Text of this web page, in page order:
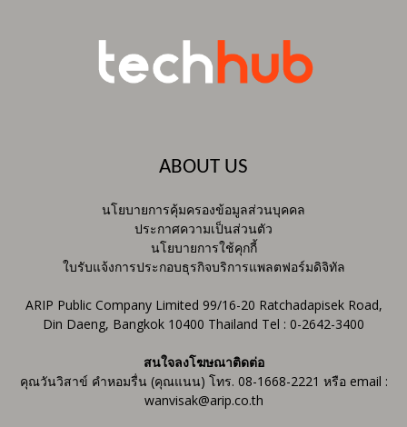
ABOUT US
นโยบายการคุ้มครองข้อมูลส่วนบุคคล
ประกาศความเป็นส่วนตัว
นโยบายการใช้คุกกี้
ใบรับแจ้งการประกอบธุรกิจบริการแพลตฟอร์มดิจิทัล
ARIP Public Company Limited 99/16-20 Ratchadapisek Road,
Din Daeng, Bangkok 10400 Thailand Tel : 0-2642-3400
สนใจลงโฆษณาติดต่อ
คุณวันวิสาข์ คำหอมรื่น (คุณแนน) โทร. 08-1668-2221 หรือ email :
wanvisak@arip.co.th